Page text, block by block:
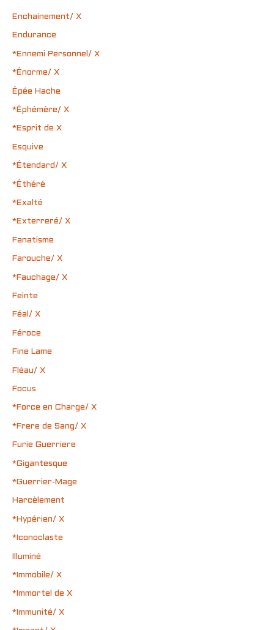
Enchainement/ X
Endurance
*Ennemi Personnel/ X
*Énorme/ X
Épée Hache
*Éphémère/ X
*Esprit de X
Esquive
*Étendard/ X
*Éthéré
*Exalté
*Exterreré/ X
Fanatisme
Farouche/ X
*Fauchage/ X
Feinte
Féal/ X
Féroce
Fine Lame
Fléau/ X
Focus
*Force en Charge/ X
*Frere de Sang/ X
Furie Guerriere
*Gigantesque
*Guerrier-Mage
Harcèlement
*Hypérien/ X
*Iconoclaste
Illuminé
*Immobile/ X
*Immortel de X
*Immunité/ X